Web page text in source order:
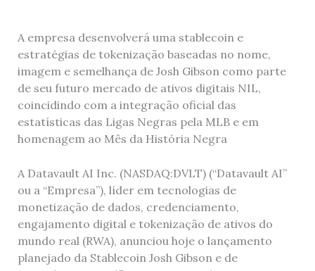
A empresa desenvolverá uma stablecoin e
estratégias de tokenização baseadas no nome,
imagem e semelhança de Josh Gibson como parte
de seu futuro mercado de ativos digitais NIL,
coincidindo com a integração oficial das
estatísticas das Ligas Negras pela MLB e em
homenagem ao Mês da História Negra
A Datavault AI Inc. (NASDAQ:DVLT) (“Datavault AI”
ou a “Empresa”), líder em tecnologias de
monetização de dados, credenciamento,
engajamento digital e tokenização de ativos do
mundo real (RWA), anunciou hoje o lançamento
planejado da Stablecoin Josh Gibson e de